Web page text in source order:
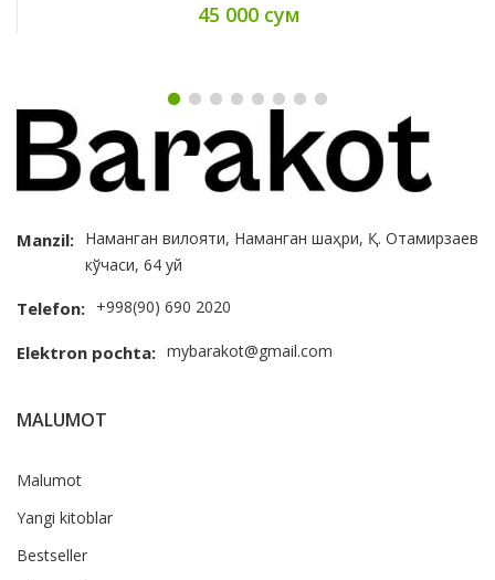
45 000 сум
Manzil: Наманган вилояти, Наманган шаҳри, Қ. Отамирзаев
кўчаси, 64 уй
Telefon: +998(90) 690 2020
Elektron pochta: mybarakot@gmail.com
MALUMOT
Malumot
Yangi kitoblar
Bestseller